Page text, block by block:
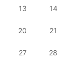
13 14
20 21
27 28